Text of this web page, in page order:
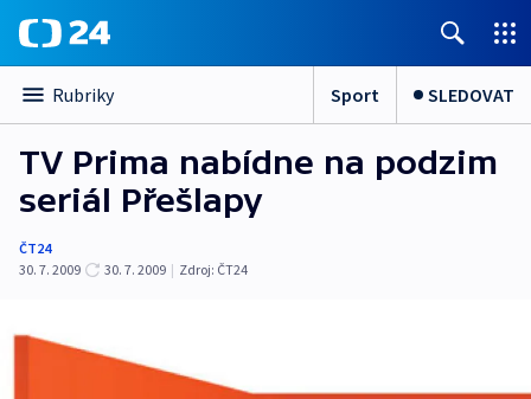
Rubriky Sport SLEDOVAT
TV Prima nabídne na podzim
seriál Přešlapy
ČT24
30. 7. 2009
30. 7. 2009 | Zdroj: ČT24